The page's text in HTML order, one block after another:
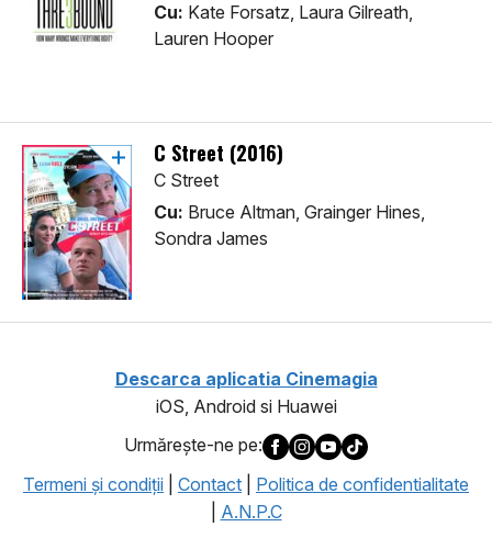
Cu: Kate Forsatz, Laura Gilreath,
Lauren Hooper
C Street (2016)
C Street
Cu: Bruce Altman, Grainger Hines,
Sondra James
Descarca aplicatia Cinemagia
iOS, Android si Huawei
Urmăreşte-ne pe:
Termeni şi condiţii
Contact
Politica de confidentialitate
A.N.P.C